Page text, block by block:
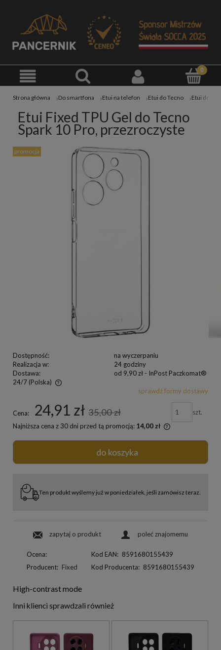
Strona główna Do smartfona Etui na telefon Etui do Tecno
Etui Fixed TPU Gel do Tecno
Spark 10 Pro, przezroczyste
promocja
Dostępność:
na wyczerpaniu
Realizacja w:
24 godziny
Dostawa:
od 9,90 zł - InPost Paczkomat®
24/7 (Polska)
sprawdź formy dostawy
Cena: 24,91 zł 35,00 zł
Najniższa cena z 30 dni przed tą promocją: 14,00 zł
szt.
do koszyka
Ten produkt wyślemy już w poniedziałek, jeśli zamówisz teraz.
zapytaj o produkt poleć znajomemu
Ocena:
Producent: Fixed
Kod EAN: 8591680155439
Kod Producenta: 8591680155439
High-contrast mode
Inni klienci sprawdzali również